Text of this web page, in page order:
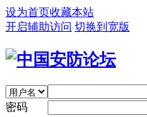
设为首页收藏本站
开启辅助访问 切换到宽版
密码